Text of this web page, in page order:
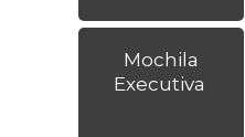
Mochila
Executiva